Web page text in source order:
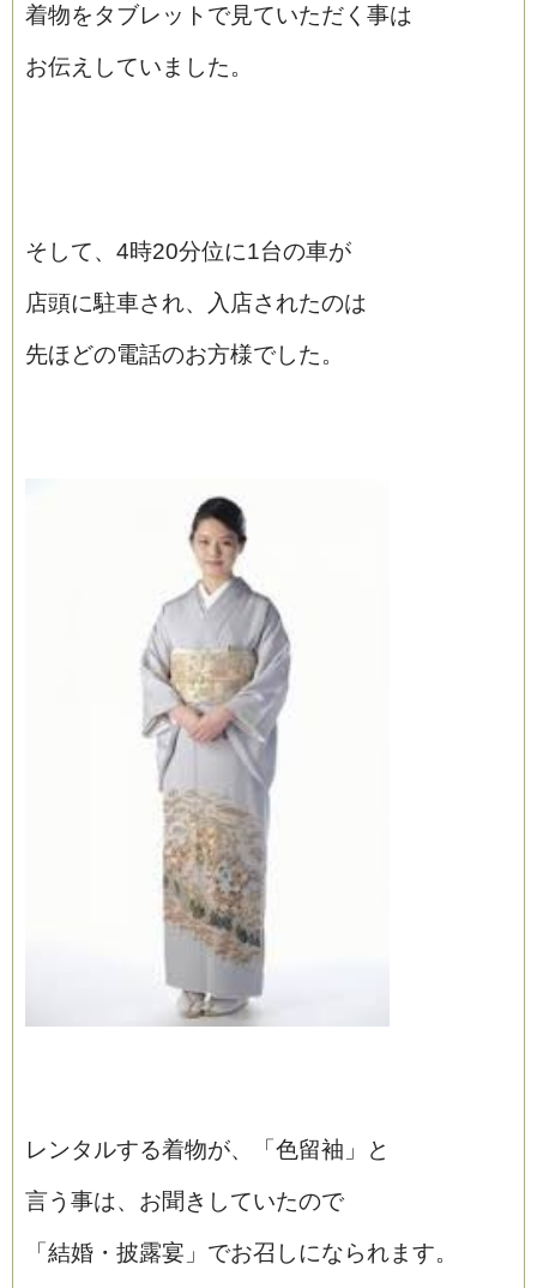
着物をタブレットで見ていただく事は
お伝えしていました。
そして、4時20分位に1台の車が
店頭に駐車され、入店されたのは
先ほどの電話のお方様でした。
レンタルする着物が、「色留袖」と
言う事は、お聞きしていたので
「結婚・披露宴」でお召しになられます。